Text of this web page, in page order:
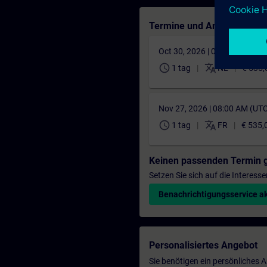
Termine und Anmeldung
Oct 30, 2026 | 08:00 AM
schedule 1 tag translateNL €
Nov 27, 2026 | 08:00 AM
schedule 1 tag translate FR €
Keinen passenden Termin
Setzen Sie sich auf die
Benachrichtigungsservice
Personalisiertes Angebot
Sie benötigen ein persönliches